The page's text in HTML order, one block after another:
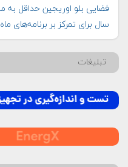
سال برای تمرکز بر برنامه‌های ماه
تبلیغات